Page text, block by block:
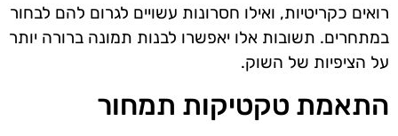
רואים כקריטיות, ואילו חסרונות עשויים לגרום להם לבחור
במתחרים. תשובות אלו יאפשרו לבנות תמונה ברורה יותר
על הציפיות של השוק.
התאמת טקטיקות תמחור